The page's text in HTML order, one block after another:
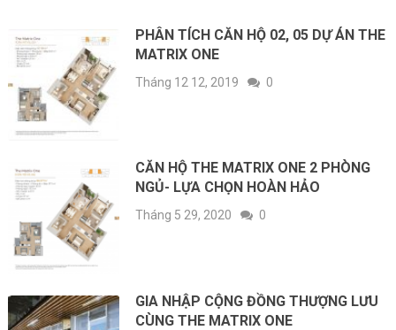
PHÂN TÍCH CĂN HỘ 02, 05 DỰ ÁN THE
MATRIX ONE
Tháng 12 12, 2019 0
CĂN HỘ THE MATRIX ONE 2 PHÒNG
NGỦ- LỰA CHỌN HOÀN HẢO
Tháng 5 29, 2020 0
GIA NHẬP CỘNG ĐỒNG THƯỢNG LƯU
CÙNG THE MATRIX ONE